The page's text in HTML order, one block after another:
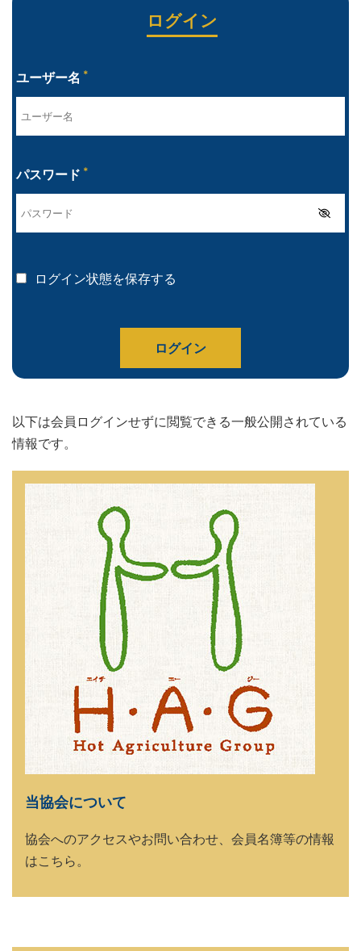
ユーザー名 *
パスワード *
ログイン状態を保存する
以下は会員ログインせずに閲覧できる一般公開されている
情報です。
当協会について
協会へのアクセスやお問い合わせ、会員名簿等の情報
はこちら。